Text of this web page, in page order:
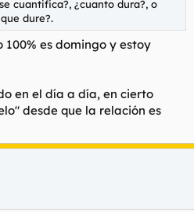
cuantifica?, ¿cuanto dura?, o
dure?.
es domingo y estoy
en el día a día, en cierto
desde que la relación es